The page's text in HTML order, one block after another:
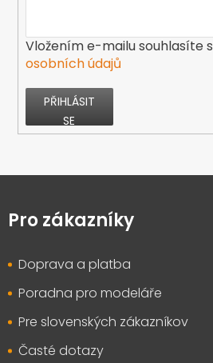
Vložením e-mailu souhlasíte s
osobních údajů
PŘIHLÁSIT
SE
pPro zákazníky
Doprava a platba
Poradna pro modeláře
Pre slovenských zákazníkov
Časté dotazy